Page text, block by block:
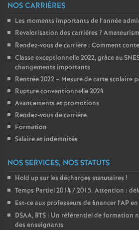
NOS CARRIÈRES
Les moments importants de l’année
Revalorisation des carrières ?
Rendez-vous de carrière : Comment
Classe exceptionnelle 2022, gràce au
changements importants
Rentrée 2022 – Mesure de carte scolaire
Rupture conventionnelle 2024
Avancements et promotions
Rendez-vous de carrière
Formation
Salaire et indemnités
NOS SERVICES, NOS STATUTS
Hold up sur les décharges statutaires !
Temps Partiel 2014 / 2015. Attention :
Est-ce aux professeurs de financer l’AP
DSAA, BTS : Un référentiel de formation
des enseignants